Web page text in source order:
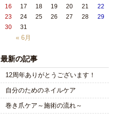
« 6月
16
17 18 19 20 21
22
23
24 25 26 27 28
29
30
31
最新の記事
12周年ありがとうございます！
自分のためのネイルケア
巻き爪ケア～施術の流れ～